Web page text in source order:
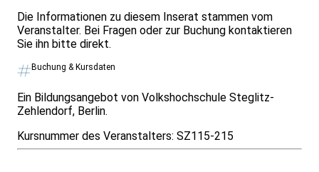
Die Informationen zu diesem Inserat stammen vom
Veranstalter. Bei Fragen oder zur Buchung kontaktieren
Sie ihn bitte direkt.
Buchung & Kursdaten
Ein Bildungsangebot von Volkshochschule Steglitz-
Zehlendorf, Berlin.
Kursnummer des Veranstalters: SZ115-215